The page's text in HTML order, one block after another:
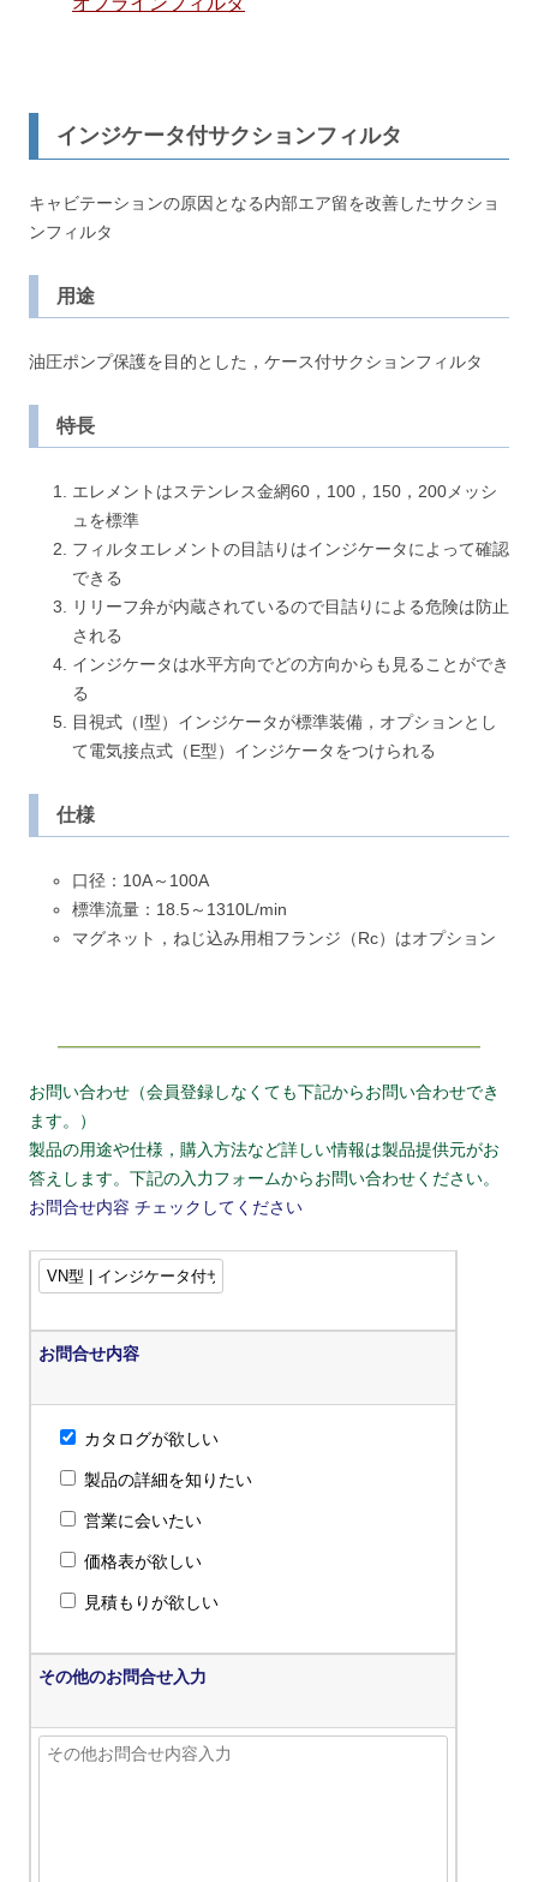
インジケータ付サクションフィルタ
キャビテーションの原因となる内部エア留を改善したサクショ
ンフィルタ
用途
油圧ポンプ保護を目的とした，ケース付サクションフィルタ
特長
エレメントはステンレス金網60，100，150，200メッシ
ュを標準
フィルタエレメントの目詰りはインジケータによって確認
できる
リリーフ弁が内蔵されているので目詰りによる危険は防止
される
インジケータは水平方向でどの方向からも見ることができ
る
目視式（I型）インジケータが標準装備，オプションとし
て電気接点式（E型）インジケータをつけられる
仕様
口径：10A～100A
標準流量：18.5～1310L/min
マグネット，ねじ込み用相フランジ（Rc）はオプション
お問い合わせ（会員登録しなくても下記からお問い合わせでき
ます。）
製品の用途や仕様，購入方法など詳しい情報は製品提供元がお
答えします。下記の入力フォームからお問い合わせください。
お問合せ内容 チェックしてください
お問合せ内容
カタログが欲しい
製品の詳細を知りたい
営業に会いたい
価格表が欲しい
見積もりが欲しい
その他のお問合せ入力